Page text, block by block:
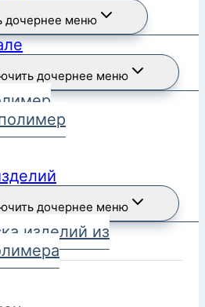
дочернее меню
дочернее меню
дочернее меню
изделий из